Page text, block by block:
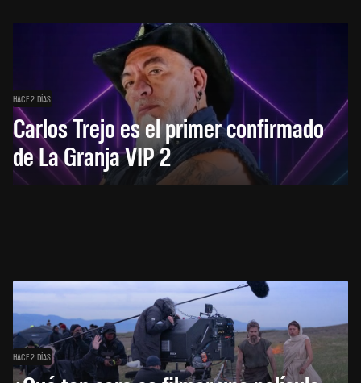
HACE 2 DÍAS
Carlos Trejo es el primer confirmado
de La Granja VIP 2
HACE 2 DÍAS